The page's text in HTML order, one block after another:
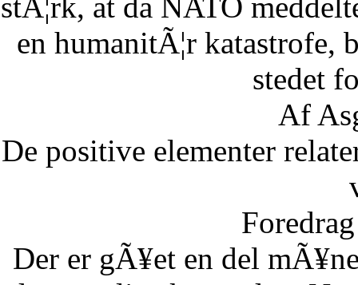
en humanitÃ¦r katastrofe,
stedet
Af
De positive elementer
Der er gÃ¥et en del